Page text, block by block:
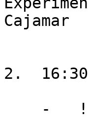
Cajamar
2.  16:30